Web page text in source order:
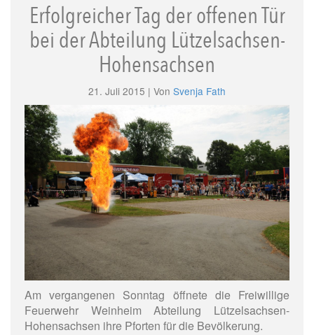
Erfolgreicher Tag der offenen Tür
bei der Abteilung Lützelsachsen-
Hohensachsen
21. Juli 2015 | Von Svenja Fath
Am vergangenen Sonntag öffnete die Freiwillige
Feuerwehr Weinheim Abteilung Lützelsachsen-
Hohensachsen ihre Pforten für die Bevölkerung.